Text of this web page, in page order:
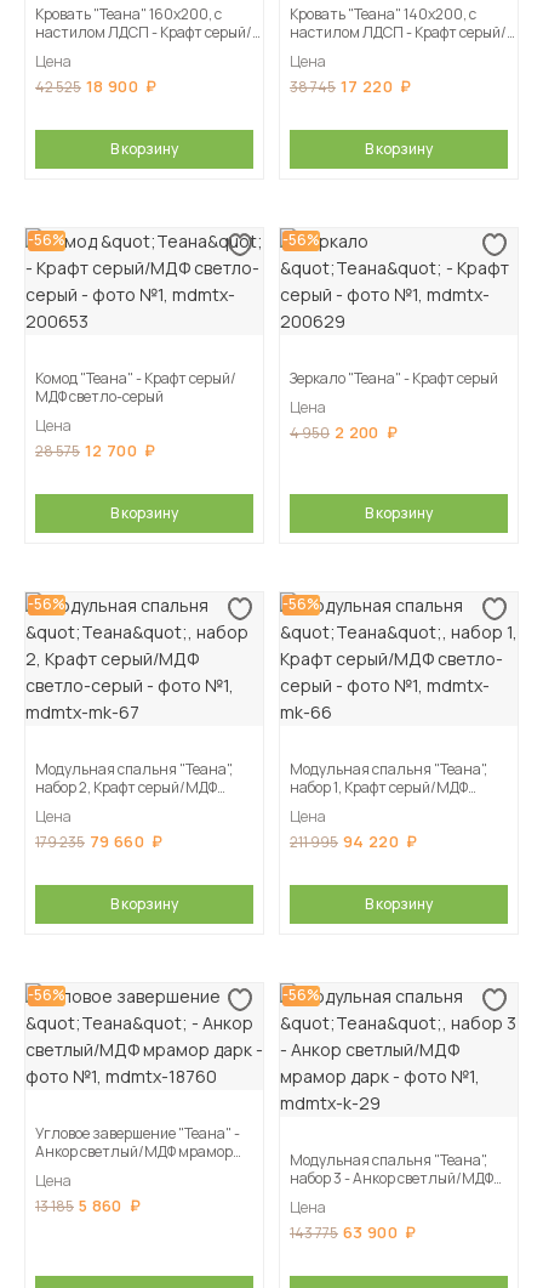
Кровать "Теана" 160х200, с
настилом ЛДСП - Крафт серый/
Цена
42 525 18 900
В корзину
Кровать "Теана" 140х200, с
настилом ЛДСП - Крафт серый/
Цена
38 745 17 220
В корзину
-56%
Комод "Теана" - Крафт серый/
МДФ светло-серый
Цена
28 575 12 700
В корзину
-56%
Зеркало "Теана" - Крафт серый
Цена
4 950 2 200
В корзину
-56%
Модульная спальня "Теана",
набор 2, Крафт серый/МДФ
Цена
179 235 79 660
В корзину
-56%
Модульная спальня "Теана",
набор 1, Крафт серый/МДФ
Цена
211 995 94 220
В корзину
-56%
Угловое завершение "Теана" -
Анкор светлый/МДФ мрамор
Цена
13 185 5 860
-56%
Модульная спальня "Теана",
набор 3 - Анкор светлый/МДФ
Цена
143 775 63 900